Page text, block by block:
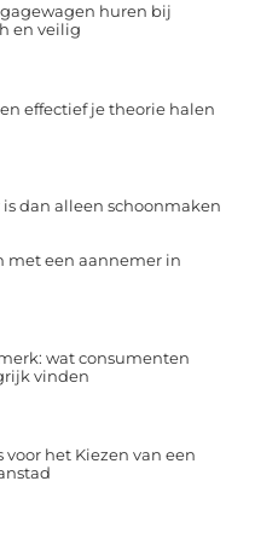
huren bij
en veilig
effectief je theorie halen
dan alleen schoonmaken
met een aannemer in
wat consumenten
vinden
voor het Kiezen van een